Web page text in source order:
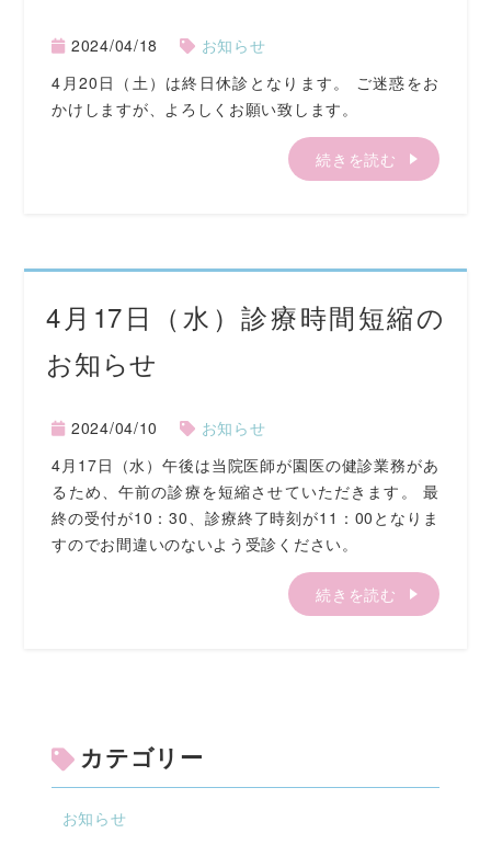
2024/04/18
お知らせ
4月20日（土）は終日休診となります。 ご迷惑をお
かけしますが、よろしくお願い致します。
続きを読む
4月17日（水）診療時間短縮の
お知らせ
2024/04/10
お知らせ
4月17日（水）午後は当院医師が園医の健診業務があ
るため、午前の診療を短縮させていただきます。 最
終の受付が10：30、診療終了時刻が11：00となりま
すのでお間違いのないよう受診ください。
続きを読む
カテゴリー
お知らせ